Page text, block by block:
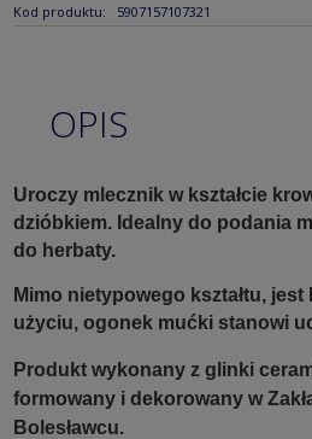
Kod produktu: 5907157107321
OPIS
Uroczy mlecznik w kształcie
dzióbkiem. Idealny do podania
do herbaty.
Mimo nietypowego kształtu,
użyciu, ogonek mućki stanowi
Produkt wykonany z glinki
formowany i dekorowany w
Bolesławcu.